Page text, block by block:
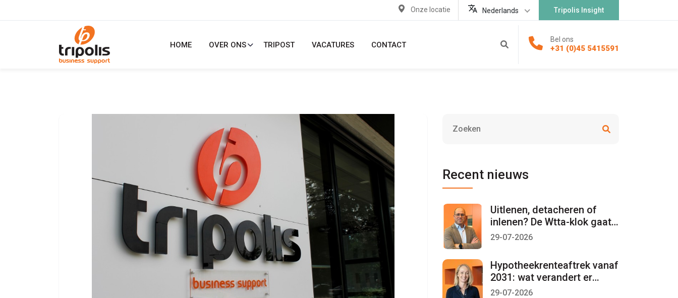
Tripolis Insight
Nederlands
Onze locatie
HOME OVER ONS TRIPOST VACATURES CONTACT
Bel ons
+31 (0)45 5415591
Recent nieuws
Uitlenen, detacheren of
inlenen? De Wtta-klok gaat
per 1 januari 2027 lopen
29-07-2026
Hypotheekrenteaftrek vanaf
2031: wat verandert er
mogelijk?
29-07-2026